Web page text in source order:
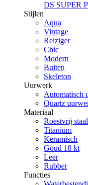
DS SUPER
Stijlen
Aqua
Vintage
Reiziger
Chic
Modern
Buiten
Skeleton
Uurwerk
Automatisch
Quartz
Materiaal
Roestvrij
Titanium
Keramisch
Goud 18 kt
Leer
Rubber
Functies